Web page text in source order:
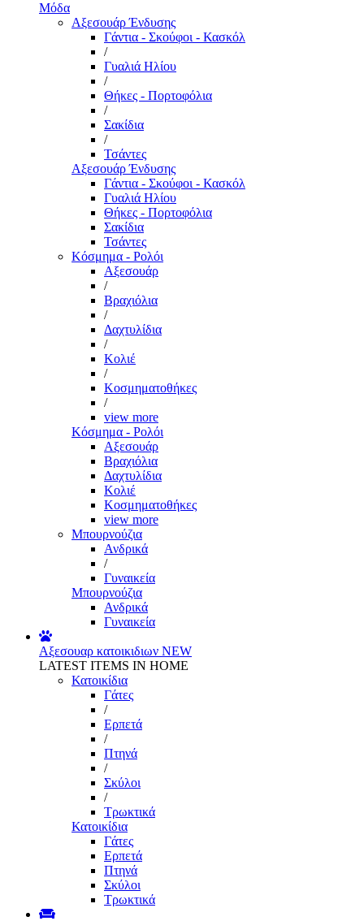
Μόδα
Αξεσουάρ Ένδυσης
Γάντια - Σκούφοι - Κασκόλ
/
Γυαλιά Ηλίου
/
Θήκες - Πορτοφόλια
/
Σακίδια
/
Τσάντες
Αξεσουάρ Ένδυσης
Γάντια - Σκούφοι - Κασκόλ
Γυαλιά Ηλίου
Θήκες - Πορτοφόλια
Σακίδια
Τσάντες
Κόσμημα - Ρολόι
Αξεσουάρ
/
Βραχιόλια
/
Δαχτυλίδια
/
Κολιέ
/
Κοσμηματοθήκες
/
view more
Κόσμημα - Ρολόι
Αξεσουάρ
Βραχιόλια
Δαχτυλίδια
Κολιέ
Κοσμηματοθήκες
view more
Μπουρνούζια
Ανδρικά
/
Γυναικεία
Μπουρνούζια
Ανδρικά
Γυναικεία
Αξεσουαρ κατοικιδιων NEW
LATEST ITEMS IN HOME
Κατοικίδια
Γάτες
/
Ερπετά
/
Πτηνά
/
Σκύλοι
/
Τρωκτικά
Κατοικίδια
Γάτες
Ερπετά
Πτηνά
Σκύλοι
Τρωκτικά